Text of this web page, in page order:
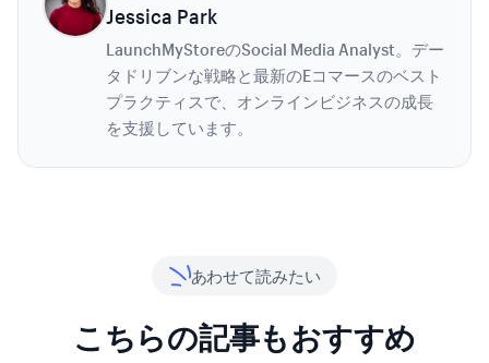
Jessica Park
LaunchMyStoreのSocial Media Analyst。デー
タドリブンな戦略と最新のEコマースのベスト
プラクティスで、オンラインビジネスの成長
を支援しています。
あわせて読みたい
こちらの記事もおすすめ